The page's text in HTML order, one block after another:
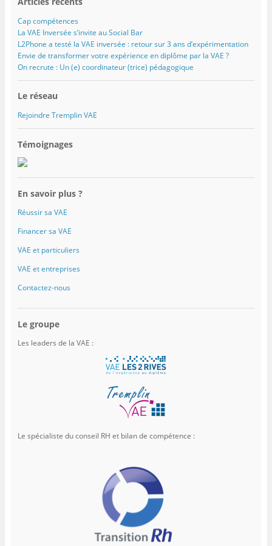
Cap compétences
La VAE Inversée s’invite au Social Bar
L2Phone a testé la VAE inversée : retour sur 3 ans d’expérimentation
Envie de transformer votre expérience en diplôme par la VAE ?
On recrute : Un (e) coordinateur (trice) pédagogique
Le réseau
Rejoindre Tremplin VAE
Témoignages
En savoir plus ?
Réussir sa VAE
Financer sa VAE
VAE et particuliers
VAE et entreprises
Contactez-nous
Le groupe
Les leaders de la VAE :
Le spécialiste du conseil RH et bilan de compétence :